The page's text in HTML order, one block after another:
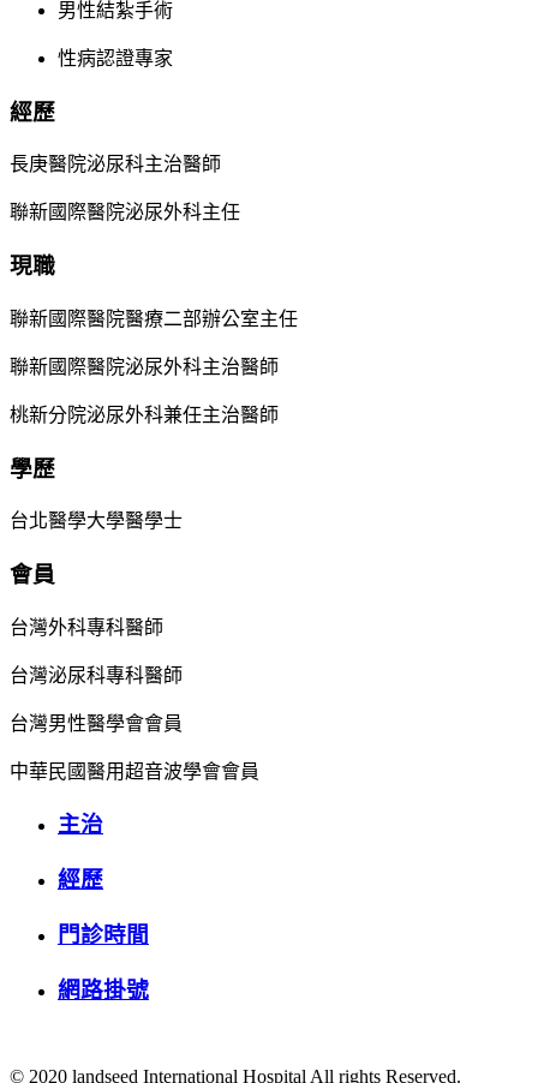
男性結紮手術
性病認證專家
經歷
長庚醫院泌尿科主治醫師
聯新國際醫院泌尿外科主任
現職
聯新國際醫院醫療二部辦公室主任
聯新國際醫院泌尿外科主治醫師
桃新分院泌尿外科兼任主治醫師
學歷
台北醫學大學醫學士
會員
台灣外科專科醫師
台灣泌尿科專科醫師
台灣男性醫學會會員
中華民國醫用超音波學會會員
主治
經歷
門診時間
網路掛號
© 2020 landseed International Hospital All rights Reserved.